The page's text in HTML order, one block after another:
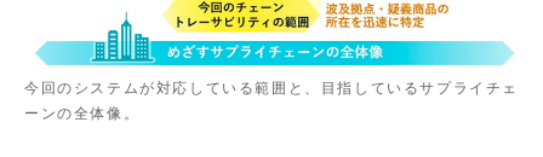
今回のシステムが対応している範囲と、目指しているサプライチェ
ーンの全体像。